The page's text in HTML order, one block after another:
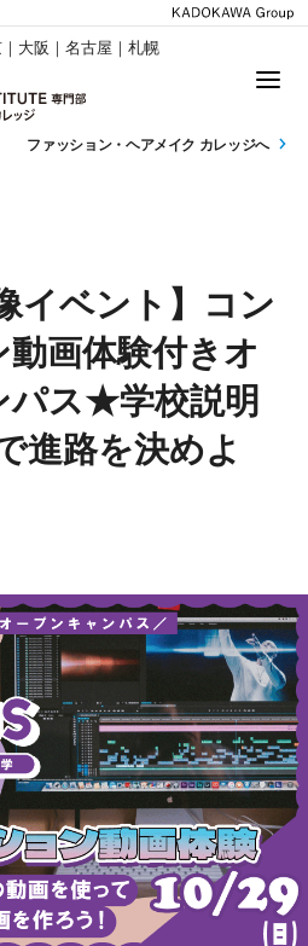
大阪｜名古屋｜札幌
ファッション・ ヘアメイク カレッジへ
イベント】コン
画体験付きオ
パス★学校説明
進路を決めよ